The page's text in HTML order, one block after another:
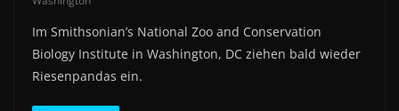
Im Smithsonian’s National Zoo and Conservation
Biology Institute in Washington, DC ziehen bald wieder
Riesenpandas ein.